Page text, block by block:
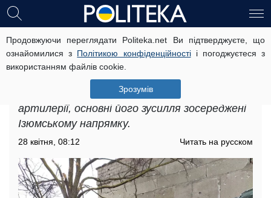
Продовжуючи переглядати Politeka.net Ви підтверджуєте, що
ознайомилися з Політикою конфіденційностіі погоджуєтеся з
використанням файлів cookie.
Зрозумів
Обходять з флангу: окупанти
перекинули на Харківщину
додаткові сили і техніку
Ворог продовжує обстрілювати Харків з
артилерії, основні його зусилля зосереджені
Ізюмському напрямку.
28 квітня, 08:12 Читать на русском